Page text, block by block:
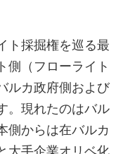
ト採掘権を巡る最
側（フローライト
ルカ政府側および
。現れたのはバル
側からは在バルカ
大手企業オリベ化